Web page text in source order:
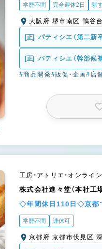
学歴不問 完全週休2日 駅
大阪府 堺市南区 鴨谷台
[正] パティシエ（第二新卒
[正] パティシエ（幹部候補
#商品開発#販促・企画#店
工房・アトリエ・オンライ
株式会社進々堂（本社工場
◇年間休日110日◇京都で
学歴不問 連休可
京